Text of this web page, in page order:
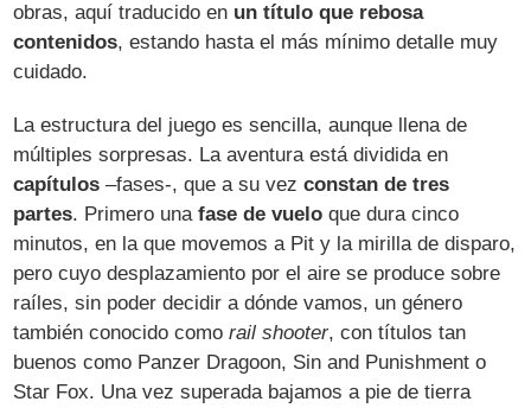
obras, aquí traducido en un título que rebosa
contenidos, estando hasta el más mínimo detalle muy
cuidado.
La estructura del juego es sencilla, aunque llena de
múltiples sorpresas. La aventura está dividida en
capítulos –fases-, que a su vezconstan de tres
partes. Primero unafase de vuelo que dura cinco
minutos, en la que movemos a Pit y la mirilla de disparo,
pero cuyo desplazamiento por el aire se produce sobre
raíles, sin poder decidir a dónde vamos, un género
también conocido comorail shooter, con títulos tan
buenos como Panzer Dragoon, Sin and Punishment o
Star Fox. Una vez superada bajamos a pie de tierra